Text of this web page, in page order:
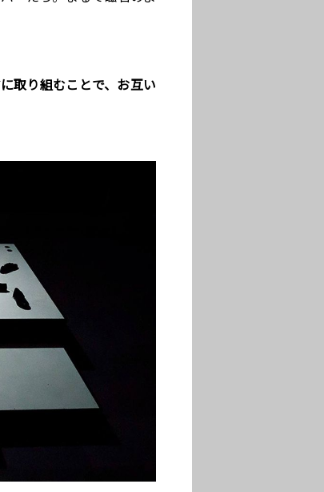
取り組むことで、お互い